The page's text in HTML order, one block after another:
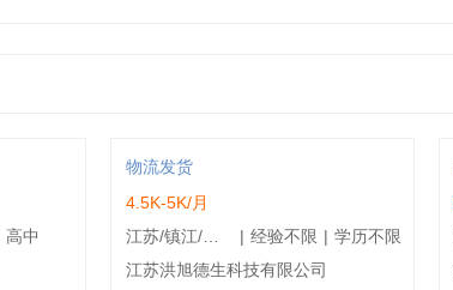
高中
物流发货
4.5K-5K/月
| 经验不限 | 学历不限
江苏洪旭德生科技有限公司